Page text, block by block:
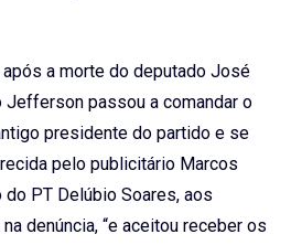
após a morte do deputado José
Jefferson passou a comandar o
presidente do partido e se
pelo publicitário Marcos
PT Delúbio Soares, aos
denúncia, “e aceitou receber os